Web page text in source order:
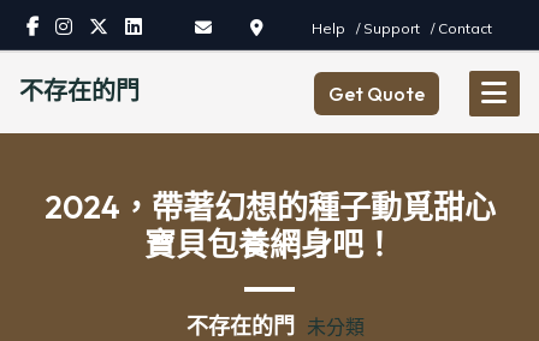
Skip
content
Help / Support / Contact
不存在的門 Get Quote
2024，帶著幻想的種子動覓甜心
寶貝包養網身吧！
不存在的門 未分類